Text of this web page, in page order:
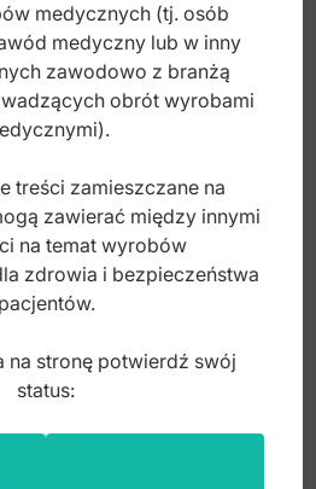
18G (100 szt. )
medycznych (tj. osób
medyczny lub w inny
zawodowo z branżą
obrót wyrobami
treści zamieszczane na
zawierać między innymi
na temat wyrobów
zdrowia i bezpieczeństwa
pacjentów.
na stronę potwierdź swój
status: